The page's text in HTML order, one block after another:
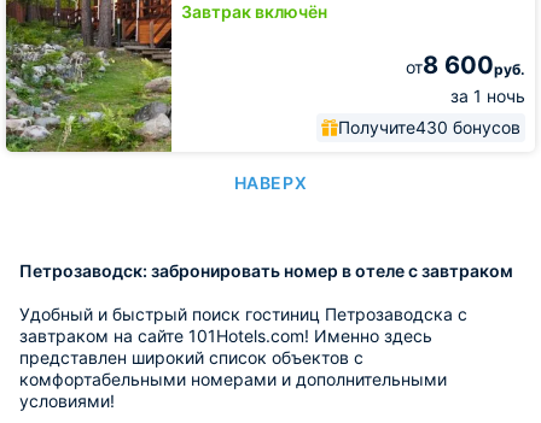
Завтрак включён
от8 600руб.
за 1 ночь
Получите430 бонусов
НАВЕРХ
Петрозаводск: забронировать номер в отеле с завтраком
Удобный и быстрый поиск гостиниц Петрозаводска с
завтраком на сайте 101Hotels.com! Именно здесь
представлен широкий список объектов с
комфортабельными номерами и дополнительными
условиями!